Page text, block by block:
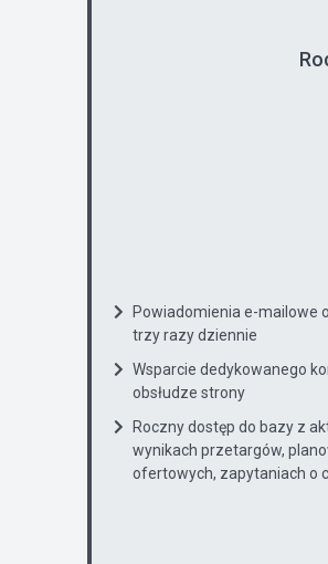
Powiadomienia e-mailowe
trzy razy dziennie
Wsparcie dedykowanego
obsłudze strony
Roczny dostęp do bazy z
wynikach przetargów,
ofertowych, zapytaniach o